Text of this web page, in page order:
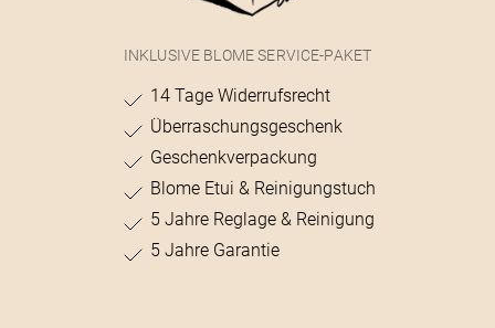
INKLUSIVE BLOME SERVICE-PAKET
14 Tage Widerrufsrecht
Überraschungsgeschenk
Geschenkverpackung
Blome Etui & Reinigungstuch
5 Jahre Reglage & Reinigung
5 Jahre Garantie